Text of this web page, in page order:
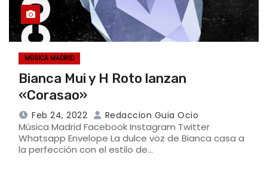
MÚSICA MADRID
Bianca Mui y H Roto lanzan
«Corasao»
Feb 24, 2022 Redaccion Guia Ocio
Música Madrid Facebook Instagram Twitter
Whatsapp Envelope La dulce voz de Bianca casa a
la perfección con el estilo de…